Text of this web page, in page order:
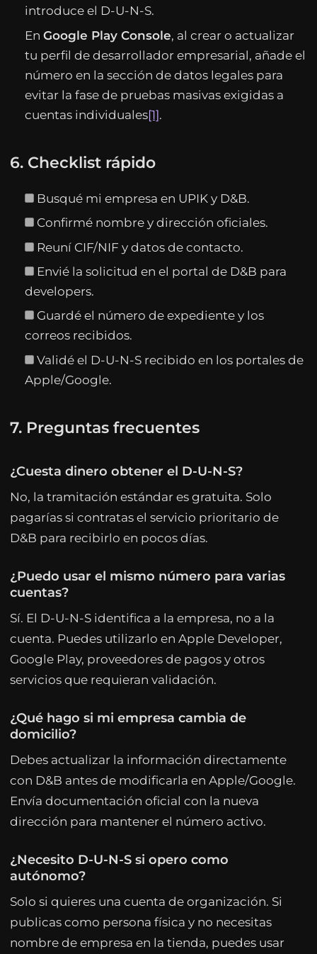
introduce el D-U-N-S.
EnGoogle Play Console, al crear o actualizar
tu perfil de desarrollador empresarial, añade el
número en la sección de datos legales para
evitar la fase de pruebas masivas exigidas a
cuentas individuales[1].
6. Checklist rápido
Busqué mi empresa en UPIK y D&B.
Confirmé nombre y dirección oficiales.
Reuní CIF/NIF y datos de contacto.
Envié la solicitud en el portal de D&B para
developers.
Guardé el número de expediente y los
correos recibidos.
Validé el D-U-N-S recibido en los portales de
Apple/Google.
7. Preguntas frecuentes
¿Cuesta dinero obtener el D-U-N-S?
No, la tramitación estándar es gratuita. Solo
pagarías si contratas el servicio prioritario de
D&B para recibirlo en pocos días.
¿Puedo usar el mismo número para varias
cuentas?
Sí. El D-U-N-S identifica a la empresa, no a la
cuenta. Puedes utilizarlo en Apple Developer,
Google Play, proveedores de pagos y otros
servicios que requieran validación.
¿Qué hago si mi empresa cambia de
domicilio?
Debes actualizar la información directamente
con D&B antes de modificarla en Apple/Google.
Envía documentación oficial con la nueva
dirección para mantener el número activo.
¿Necesito D-U-N-S si opero como
autónomo?
Solo si quieres una cuenta de organización. Si
publicas como persona física y no necesitas
nombre de empresa en la tienda, puedes usar